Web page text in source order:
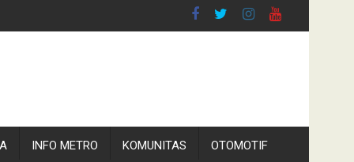
INFO METRO KOMUNITAS OTOMOTIF